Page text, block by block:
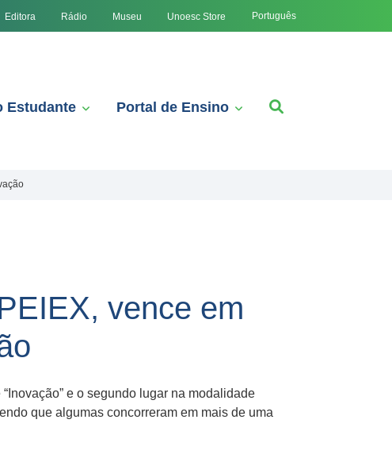
Editora Rádio Museu Unoesc Store Português
Estudante Portal de Ensino
vence em
e o segundo lugar na modalidade
que algumas concorreram em mais de uma